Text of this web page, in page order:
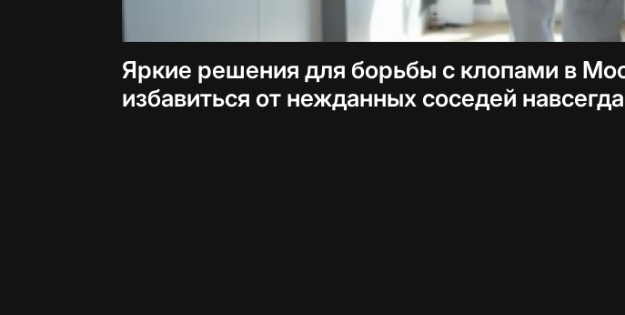
Яркие решения для борьбы с клопами в
избавиться от нежданных соседей навсегда